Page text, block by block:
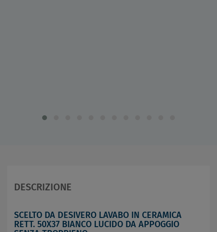
DESCRIZIONE
SCELTO DA DESIVERO LAVABO IN CERAMICA
RETT. 50X37 BIANCO LUCIDO DA APPOGGIO